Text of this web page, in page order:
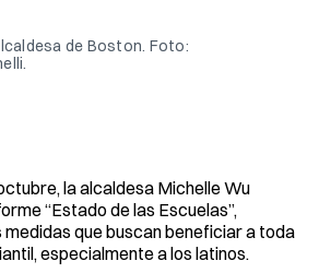
de Boston. Foto:
la alcaldesa Michelle Wu
“Estado de las Escuelas”,
que buscan beneficiar a toda
especialmente a los latinos.